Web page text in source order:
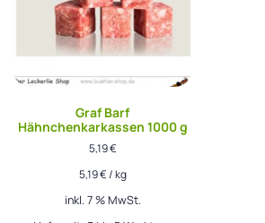
Graf Barf
Hähnchenkarkassen 1000 g
5,19€
5,19€/kg
inkl. 7 % MwSt.